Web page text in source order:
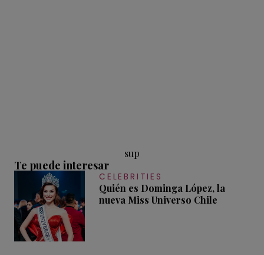
sup
Te puede interesar
CELEBRITIES
Quién es Dominga López, la
nueva Miss Universo Chile